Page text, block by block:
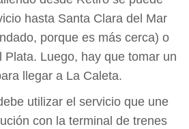
hasta Santa Clara del Mar
porque es más cerca) o
Plata. Luego, hay que tomar un
llegar a La Caleta.
utilizar el servicio que une
con la terminal de trenes